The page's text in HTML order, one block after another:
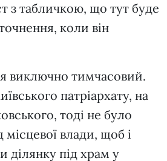
з табличкою, що тут буде
коли він
виключно тимчасовий.
патріархату, на
тоді не було
влади, щоб і
ділянку під храм у